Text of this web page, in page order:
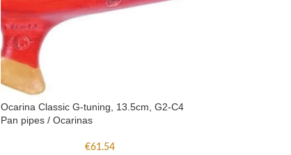
Ocarina Classic G-tuning, 13.5cm, G2-C4
Pan pipes / Ocarinas
€61.54